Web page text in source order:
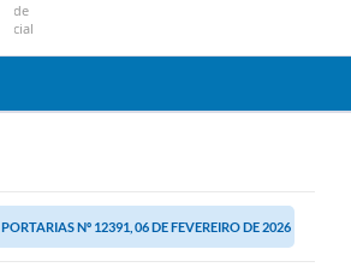
PORTARIAS Nº 12391, 06 DE FEVEREIRO DE 2026